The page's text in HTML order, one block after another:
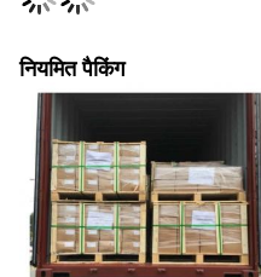
नियमित पैकिंग